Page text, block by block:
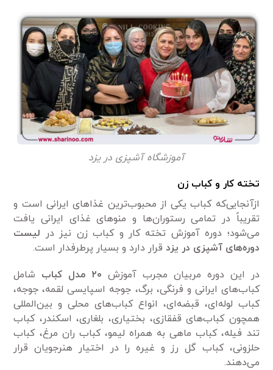
آموزشگاه آشپزی در یزد
تخته کار و کباب زن
ازآنجایی‌که کباب یکی از محبوب‌ترین غذا‌های ایرانی است و
تقریباً در تمامی‌ رستوران‌ها و منو‌های غذای ایرانی یافت
می‌شود؛ دوره آموزش تخته کار و کباب زن نیز در لیست
دوره‌های آشپزی در یزد قرار دارد و بسیار پرطرفدار است.
در این دوره مربیان مجرب آموزش
۲۰ مدل کباب شامل
کباب‌های ایرانی و فرنگی، برگ، جوجه اسپایسی لقمه، جوجه،
کباب لوله‌ای، قبضه‌ای، انواع کباب‌های محلی و بین‌المللی
همچون کباب‌های قفقازی، بختیاری، بلغاری، اسکندر، کباب
تند فیله، کباب ماهی به همراه لیمو، کباب ران مرغ، کباب
حلزونی، کباب گل رز و غیره را در اختیار هنرجویان قرار
می‌دهند.